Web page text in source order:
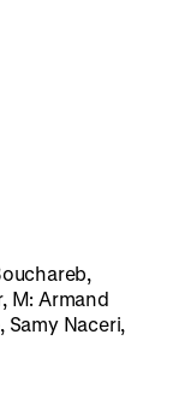
M: Armand
Samy Naceri,